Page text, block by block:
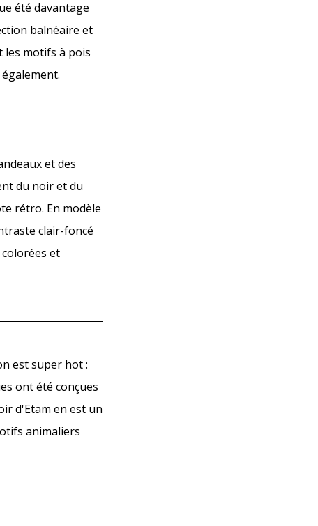
été davantage
balnéaire et
les motifs à pois
et des
du noir et du
rétro. En modèle
clair-foncé
et
est super hot :
ont été conçues
d'Etam en est un
animaliers